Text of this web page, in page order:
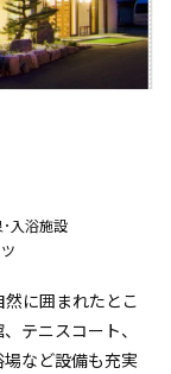
入浴施設
に囲まれたとこ
テニスコート、
など設備も充実